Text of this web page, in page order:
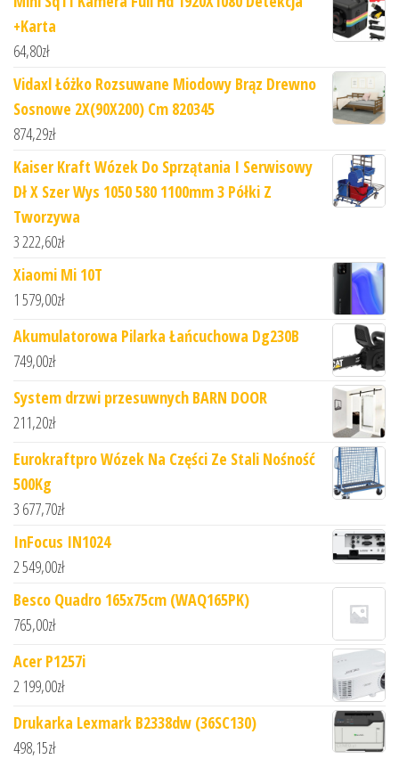
+Karta
64,80zł
Vidaxl Łóżko Rozsuwane Miodowy Brąz Drewno
Sosnowe 2X(90X200) Cm 820345
874,29zł
Kaiser Kraft Wózek Do Sprzątania I Serwisowy
Dł X Szer Wys 1050 580 1100mm 3 Półki Z
Tworzywa
3 222,60zł
Xiaomi Mi 10T
1 579,00zł
Akumulatorowa Pilarka Łańcuchowa Dg230B
749,00zł
System drzwi przesuwnych BARN DOOR
211,20zł
Eurokraftpro Wózek Na Części Ze Stali Nośność
500Kg
3 677,70zł
InFocus IN1024
2 549,00zł
Besco Quadro 165x75cm (WAQ165PK)
765,00zł
Acer P1257i
2 199,00zł
Drukarka Lexmark B2338dw (36SC130)
498,15zł